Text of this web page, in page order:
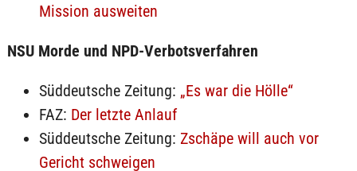
Mission ausweiten
NSU Morde und NPD-Verbotsverfahren
Süddeutsche Zeitung: „Es war die Hölle“
FAZ: Der letzte Anlauf
Süddeutsche Zeitung: Zschäpe will auch vor
Gericht schweigen